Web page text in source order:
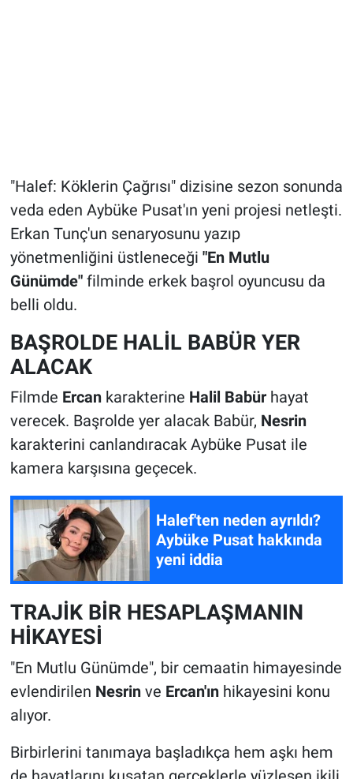
"Halef: Köklerin Çağrısı" dizisine sezon sonunda
veda eden Aybüke Pusat'ın yeni projesi netleşti.
Erkan Tunç'un senaryosunu yazıp
yönetmenliğini üstleneceği "En Mutlu
Günümde"filminde erkek başrol oyuncusu da
belli oldu.
BAŞROLDE HALİL BABÜR YER
ALACAK
Filmde Ercankarakterine Halil Babürhayat
verecek. Başrolde yer alacak Babür, Nesrin
karakterini canlandıracak Aybüke Pusat ile
kamera karşısına geçecek.
Halef'ten neden ayrıldı?
Aybüke Pusat hakkında
yeni iddia
TRAJİK BİR HESAPLAŞMANIN
HİKAYESİ
"En Mutlu Günümde", bir cemaatin himayesinde
evlendirilen Nesrinve Ercan'ınhikayesini konu
alıyor.
Birbirlerini tanımaya başladıkça hem aşkı hem